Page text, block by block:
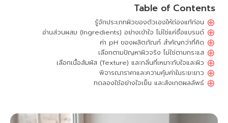
Table of Contents
รู้จักประเภทผิวของตัวเองให้ถ่องแท้ก่อน ⊕
อ่านส่วนผสม (Ingredients) อย่างเข้าใจ ไม่ใช่แค่ชื่อแบรนด์ ⊕
ค่า pH ของผลิตภัณฑ์ สำคัญกว่าที่คิด ⊕
เลือกตามปัญหาผิวจริง ไม่ใช่ตามกระแส ⊕
เลือกเนื้อสัมผัส (Texture) และกลิ่นที่เหมาะกับใจและผิว ⊕
พิจารณาราคาและความคุ้มค่าในระยะยาว ⊕
ทดลองใช้อย่างใจเย็น และสังเกตผลลัพธ์ ⊕